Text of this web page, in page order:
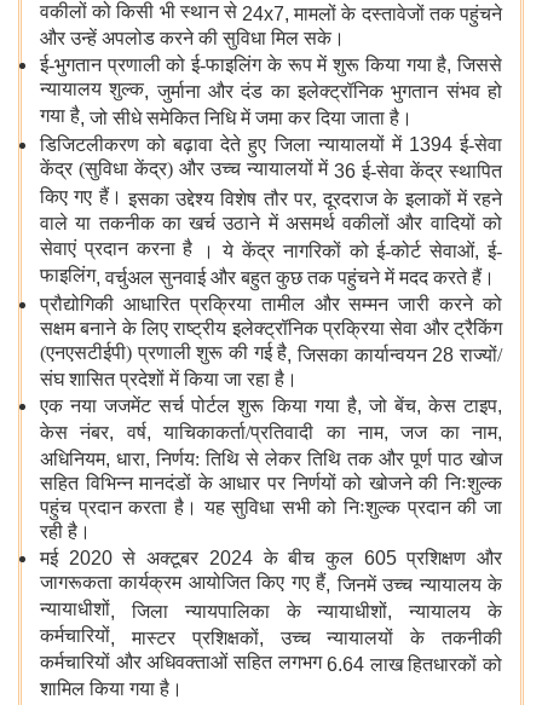
वकीलों को किसी भी स्थान से24x7,मामलों के दस्तावेजों तक पहुंचने
और उन्हें अपलोड करने की सुविधा मिल सके।
ई-भुगतान प्रणाली को ई-फाइलिंग के रूप में शुरू किया गया है,जिससे
न्यायालय शुल्क,जुर्माना और दंड का इलेक्ट्रॉनिक भुगतान संभव हो
गया है,जो सीधे समेकित निधि में जमा कर दिया जाता है।
डिजिटलीकरण को बढ़ावा देते हुए जिला न्यायालयों में 1394ई-सेवा
केंद्र (सुविधा केंद्र) और उच्च न्यायालयों में36ई-सेवा केंद्र स्थापित
किए गए हैं। इसका उद्देश्य विशेष तौर पर, दूरदराज के इलाकों में रहने
वाले या तकनीक का खर्च उठाने में असमर्थ वकीलों और वादियों को
सेवाएं प्रदान करना है
। ये केंद्र नागरिकों को ई-कोर्ट सेवाओं,ई-
फाइलिंग,वर्चुअल सुनवाई और बहुत कुछ तक पहुंचने में मदद करते हैं।
प्रौद्योगिकी आधारित प्रक्रिया तामील और सम्मन जारी करने को
सक्षम बनाने के लिए राष्ट्रीय इलेक्ट्रॉनिक प्रक्रिया सेवा और ट्रैकिंग
(एनएसटीईपी) प्रणाली शुरू की गई है,जिसका कार्यान्वयन 28राज्यों/
संघ शासित प्रदेशों में किया जा रहा है।
एक नया जजमेंट सर्च पोर्टल शुरू किया गया है,जो बेंच,केस टाइप,
केस नंबर,वर्ष,याचिकाकर्ता/प्रतिवादी का नाम,जज का नाम,
अधिनियम, धारा,निर्णय: तिथि से लेकर तिथि तक और पूर्ण पाठ खोज
सहित विभिन्न मानदंडों के आधार पर निर्णयों को खोजने की निःशुल्क
पहुंच प्रदान करता है। यह सुविधा सभी को निःशुल्क प्रदान की जा
रही है।
मई 2020से अक्टूबर 2024के बीच कुल 605प्रशिक्षण और
जागरूकता कार्यक्रम आयोजित किए गए हैं,जिनमें उच्च न्यायालय के
न्यायाधीशों,जिला न्यायपालिका के न्यायाधीशों,न्यायालय के
कर्मचारियों,मास्टर प्रशिक्षकों,उच्च न्यायालयों के तकनीकी
कर्मचारियों और अधिवक्ताओं सहित लगभग6.64लाख हितधारकों को
शामिल किया गया है।